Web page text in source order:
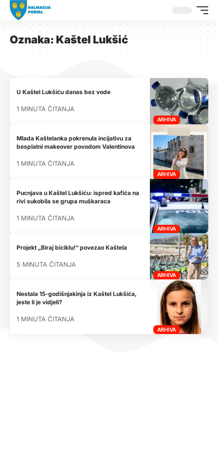
Oznaka:Kaštel Lukšić
ARHIVA
U Kaštel Lukšiću danas bez vode
1 MINUTA ČITANJA
ARHIVA
Mlada Kaštelanka pokrenula incijativu za
besplatni makeover povodom Valentinova
1 MINUTA ČITANJA
ARHIVA
Pucnjava u Kaštel Lukšiću: ispred kafića na
rivi sukobila se grupa muškaraca
1 MINUTA ČITANJA
ARHIVA
Projekt „Biraj biciklu!“ povezao Kaštela
5 MINUTA ČITANJA
ARHIVA
Nestala 15-godišnjakinja iz Kaštel Lukšića,
jeste li je vidjeli?
1 MINUTA ČITANJA